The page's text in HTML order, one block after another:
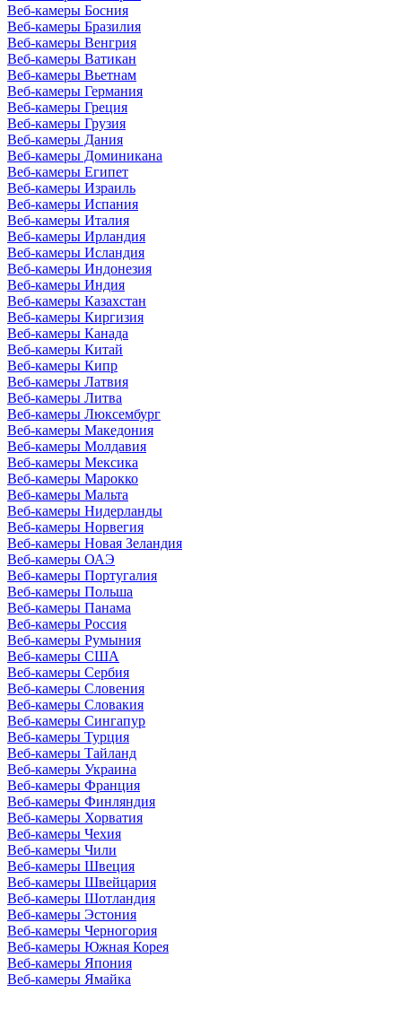
Веб-камеры Босния
Веб-камеры Бразилия
Веб-камеры Венгрия
Веб-камеры Ватикан
Веб-камеры Вьетнам
Веб-камеры Германия
Веб-камеры Греция
Веб-камеры Грузия
Веб-камеры Дания
Веб-камеры Доминикана
Веб-камеры Египет
Веб-камеры Израиль
Веб-камеры Испания
Веб-камеры Италия
Веб-камеры Ирландия
Веб-камеры Исландия
Веб-камеры Индонезия
Веб-камеры Индия
Веб-камеры Казахстан
Веб-камеры Киргизия
Веб-камеры Канада
Веб-камеры Китай
Веб-камеры Кипр
Веб-камеры Латвия
Веб-камеры Литва
Веб-камеры Люксембург
Веб-камеры Македония
Веб-камеры Молдавия
Веб-камеры Мексика
Веб-камеры Марокко
Веб-камеры Мальта
Веб-камеры Нидерланды
Веб-камеры Норвегия
Веб-камеры Новая Зеландия
Веб-камеры ОАЭ
Веб-камеры Португалия
Веб-камеры Польша
Веб-камеры Панама
Веб-камеры Россия
Веб-камеры Румыния
Веб-камеры США
Веб-камеры Сербия
Веб-камеры Словения
Веб-камеры Словакия
Веб-камеры Сингапур
Веб-камеры Турция
Веб-камеры Тайланд
Веб-камеры Украина
Веб-камеры Франция
Веб-камеры Финляндия
Веб-камеры Хорватия
Веб-камеры Чехия
Веб-камеры Чили
Веб-камеры Швеция
Веб-камеры Швейцария
Веб-камеры Шотландия
Веб-камеры Эстония
Веб-камеры Черногория
Веб-камеры Южная Корея
Веб-камеры Япония
Веб-камеры Ямайка